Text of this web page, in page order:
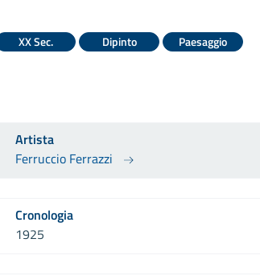
XX Sec. Dipinto Paesaggio
Artista
Ferruccio Ferrazzi
Cronologia
1925